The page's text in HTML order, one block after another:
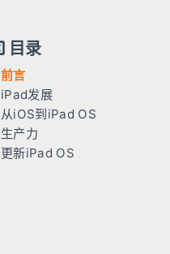
目录
前言
iPad发展
初代iPad
iPad pro（一代）
iPad pro（三代）
从iOS到iPad OS
生产力
软件不够
更新iPad OS